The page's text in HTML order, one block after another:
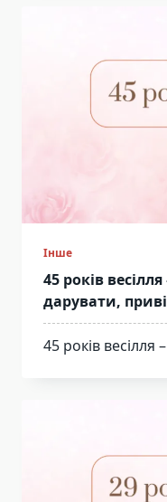
Інше
45 років
дарувати,
45 років весілля